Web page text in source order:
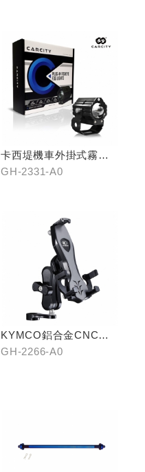
卡西堤機車外掛式霧燈
組(雙燈)
GH-2331-A0
KYMCO鋁合金CNC減
震手機架
GH-2266-A0